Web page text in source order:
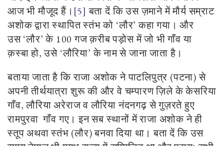
आज भी मौजूद हैं। [5] बता दें कि उस ज़माने में मौर्य सम्राट
अशोक द्वारा स्थापित स्तंभ को ‘लौर’कहा गया। और
उस‘लौर’ के 100 गज क़रीब पड़ोस में जो भी गाँवया
क़स्बाहो,उसे ‘लौरिया’ के नाम से जाना जाता है।
बताया जाता है कि राजा अशोक ने पाटलिपुत्र (पटना) से
अपनी तीर्थयात्रा शुरू की और वे चम्पारण ज़िले के केसरिया
गाँव,लौरिया अरेराज व लौरिया नंदनगढ़ से गुज़रते हुए
रामपुरवा गाँव गए। इन सब स्थानों में राजा अशोक ने ही
स्तूप अथवा स्तंभ (लौर) बनवा दिया था। बता दें कि उस